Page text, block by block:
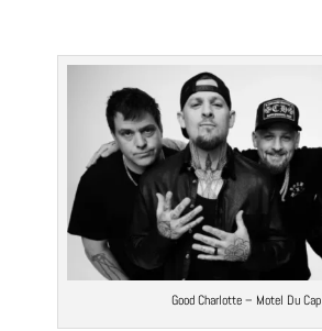
Good Charlotte – Motel Du Cap